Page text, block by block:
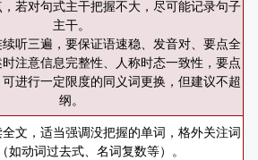
若对句式主干把握不大，尽可能记录句子
主干。
听三遍，要保证语速稳、发音对、要点全
注意信息完整性、人称时态一致性，要点
进行一定限度的同义词更换，但建议不超
纲。
文，适当强调没把握的单词，格外关注词
如动词过去式、名词复数等）。